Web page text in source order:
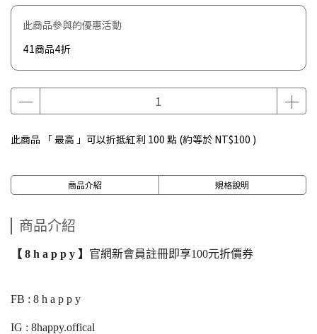
此商品參與的優惠活動
41商品4折
此商品 「 最高 」可以折抵紅利 100 點 (約等於 NT$100 )
商品介紹 規格說明
商品介紹
【 8 h a p p y 】 官網新會員註冊即享100元折價券
FB : 8 h a p p y
IG : 8happy.offical